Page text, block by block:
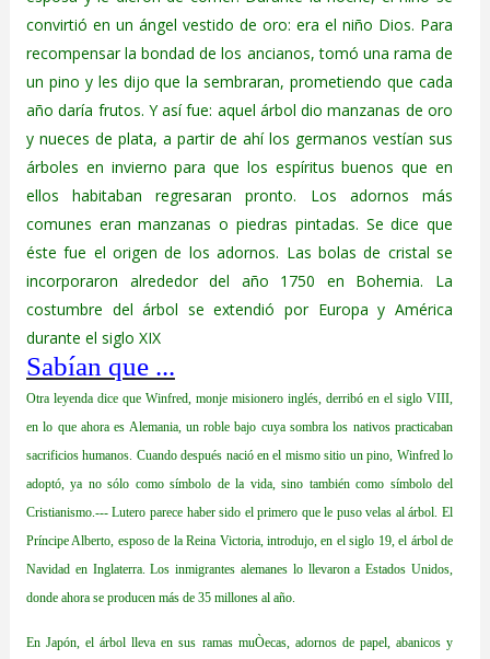
convirtió en un ángel vestido de oro: era el niño Dios. Para
recompensar la bondad de los ancianos, tomó una rama de
un pino y les dijo que la sembraran, prometiendo que cada
año daría frutos. Y así fue: aquel árbol dio manzanas de oro
y nueces de plata, a partir de ahí los germanos vestían sus
árboles en invierno para que los espíritus buenos que en
ellos habitaban regresaran pronto. Los adornos más
comunes eran manzanas o piedras pintadas. Se dice que
éste fue el origen de los adornos. Las bolas de cristal se
incorporaron alrededor del año 1750 en Bohemia. La
costumbre del árbol se extendió por Europa y América
durante el siglo XIX
Sabían que ...
Otra leyenda dice que Winfred, monje misionero inglés, derribó en el siglo VIII,
en lo que ahora es Alemania, un roble bajo cuya sombra los nativos practicaban
sacrificios humanos. Cuando después nació en el mismo sitio un pino, Winfred lo
adoptó, ya no sólo como símbolo de la vida, sino también como símbolo del
Cristianismo.--- Lutero parece haber sido el primero que le puso velas al árbol. El
Príncipe Alberto, esposo de la Reina Victoria, introdujo, en el siglo 19, el árbol de
Navidad en Inglaterra. Los inmigrantes alemanes lo llevaron a Estados Unidos,
donde ahora se producen más de 35 millones al año.
En Japón, el árbol lleva en sus ramas muÒecas, adornos de papel, abanicos y